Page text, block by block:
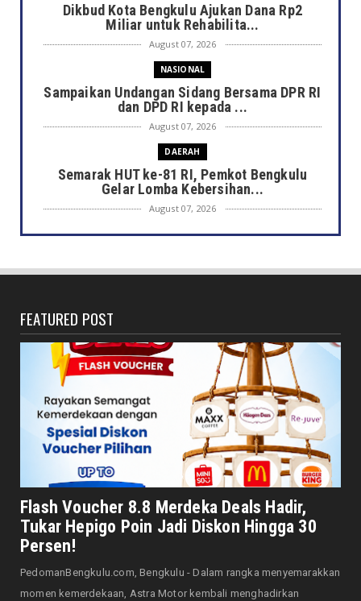
Dikbud Kota Bengkulu Ajukan Dana Rp2
Miliar untuk Rehabilita...
August 07, 2026
NASIONAL
Sampaikan Undangan Sidang Bersama DPR RI
dan DPD RI kepada ...
August 07, 2026
DAERAH
Semarak HUT ke-81 RI, Pemkot Bengkulu
Gelar Lomba Kebersihan...
August 07, 2026
DAERAH
Jangan Pasang Bende...
Bersama Forkopimda, Walikota – Wawali
Bagikan 5.000 Bendera ...
August 07, 2026
JELAJAH
Saat Amal Masjid Keliru, Nasib Negeri
Mengharu-biru
August 07, 2026
HONDA
Honda CUV e: Motor Listrik Canggih, Penuh
Keunggulan dan Sia...
Servis Bukan Saat Rusak: Astra Motor
FEATURED POST
Flash Voucher 8.8 Merdeka Deals Hadir,
Tukar Hepigo Poin Jadi Diskon Hingga 30
Persen!
PedomanBengkulu.com, Bengkulu - Dalam rangka menyemarakkan
momen kemerdekaan, Astra Motor kembali menghadirkan